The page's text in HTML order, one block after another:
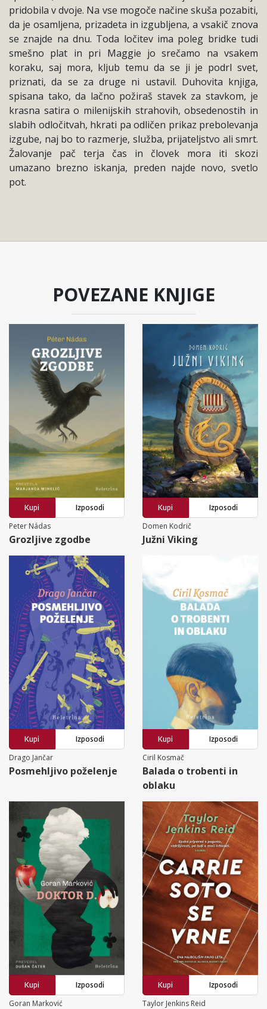
pridobila v dvoje. Na vse mogoče načine skuša pozabiti,
da je osamljena, prizadeta in izgubljena, a vsakič znova
se znajde na dnu. Toda ločitev ima poleg bridke tudi
smešno plat in pri Maggie jo srečamo na vsakem
koraku, saj mora, kljub temu da se ji je podrl svet,
priznati, da se za druge ni ustavil. Duhovita knjiga,
spisana tako, da lačno požiraš stavek za stavkom, je
krasna satira o milenijskih strahovih, obsedenostih in
slabih odločitvah, hkrati pa odličen prikaz prebolevanja
izgube, naj bo to razmerje, služba, prijateljstvo ali smrt.
Žalovanje pač terja čas in človek mora iti skozi
umazano brezno iskanja, preden najde novo, svetlo
pot.
POVEZANE KNJIGE
Kupi
Izposodi
Peter Nádas
Grozljive zgodbe
Kupi
Izposodi
Domen Kodrič
Južni Viking
Kupi
Izposodi
Drago Jančar
Posmehljivo poželenje
Kupi
Izposodi
Ciril Kosmač
Balada o trobenti in
oblaku
Kupi
Izposodi
Goran Marković
Kupi
Izposodi
Taylor Jenkins Reid